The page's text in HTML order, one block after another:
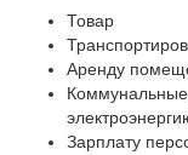
Товар
Аренду
Коммунальные
Зарплату